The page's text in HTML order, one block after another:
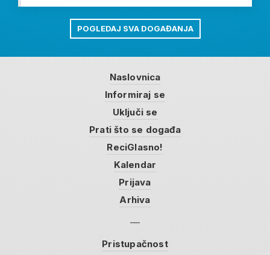
POGLEDAJ SVA DOGAĐANJA
Naslovnica
Informiraj se
Uključi se
Prati što se događa
ReciGlasno!
Kalendar
Prijava
Arhiva
Pristupačnost